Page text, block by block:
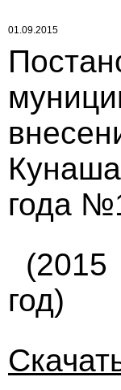
01.09.2015
года
(2015
год)